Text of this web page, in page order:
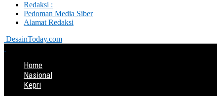
Redaksi :
Pedoman Media Siber
Alamat Redaksi
DesainToday.com
Home
Nasional
Kepri